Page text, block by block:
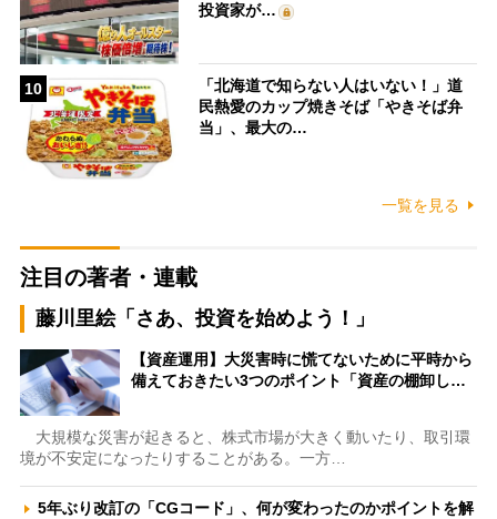
投資家が…
10
「北海道で知らない人はいない！」道
民熱愛のカップ焼きそば「やきそば弁
当」、最大の…
一覧を見る
注目の著者・連載
藤川里絵「さあ、投資を始めよう！」
【資産運用】大災害時に慌てないために平時から
備えておきたい3つのポイント「資産の棚卸し…
大規模な災害が起きると、株式市場が大きく動いたり、取引環
境が不安定になったりすることがある。一方…
5年ぶり改訂の「CGコード」、何が変わったのかポイントを解